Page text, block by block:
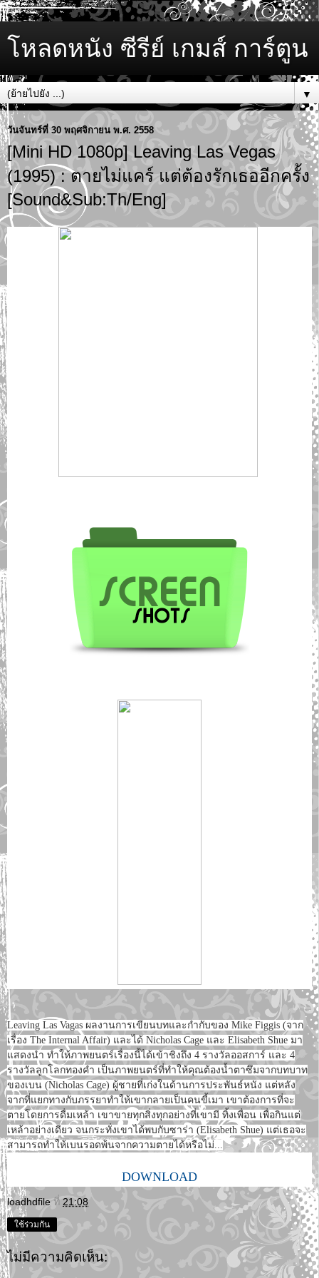
โหลดหนัง ซีรีย์ เกมส์ การ์ตูน
▼
วันจันทร์ที่ 30 พฤศจิกายน พ.ศ. 2558
[Mini HD 1080p] Leaving Las Vegas
(1995) : ตายไม่แคร์ แต่ต้องรักเธออีกครั้ง
[Sound&Sub:Th/Eng]
Leaving Las Vagas ผลงานการเขียนบทและกำกับของ Mike Figgis (จาก
เรื่อง The Internal Affair) และได้ Nicholas Cage และ Elisabeth Shue มา
แสดงนำ ทำให้ภาพยนตร์เรื่องนี้ได้เข้าชิงถึง 4 รางวัลออสการ์ และ 4
รางวัลลูกโลกทองคำ เป็นภาพยนตร์ที่ทำให้คุณต้องน้ำตาซึมจากบทบาท
ของเบน (Nicholas Cage) ผู้ชายที่เก่งในด้านการประพันธ์หนัง แต่หลัง
จากที่แยกทางกับภรรยาทำให้เขากลายเป็นคนขี้เมา เขาต้องการที่จะ
ตายโดยการดื่มเหล้า เขาขายทุกสิ่งทุกอย่างที่เขามี ทิ้งเพื่อน เพื่อกินแต่
เหล้าอย่างเดียว จนกระทั่งเขาได้พบกับซาร่า (Elisabeth Shue) แต่เธอจะ
สามารถทำให้เบนรอดพ้นจากความตายได้หรือไม่...
DOWNLOAD
loadhdfile ที่ 21:08
ใช้ร่วมกัน
ไม่มีความคิดเห็น: